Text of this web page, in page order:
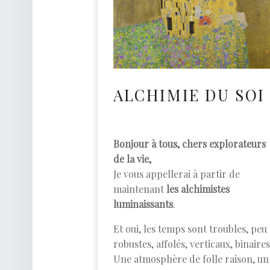
O
A
C
H
E
I
E
Développement Personnel
ALCHIMIE DU SOI
Bonjour à tous, chers explorateurs
de la vie,
Je vous appellerai à partir de
maintenant les alchimistes
luminaissants.
Et oui, les temps sont troubles, peu
robustes, affolés, verticaux,
Une atmosphère de folle raison, un